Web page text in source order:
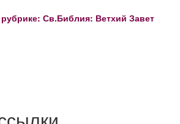
Св.Библия: Ветхий Завет